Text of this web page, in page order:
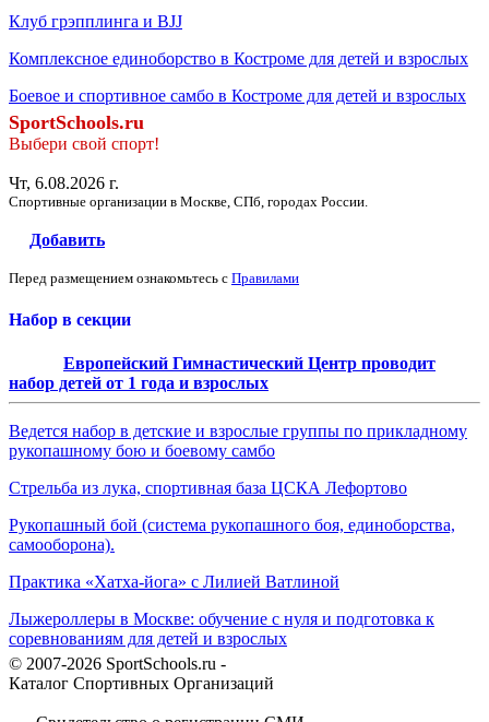
Клуб грэпплинга и BJJ
Комплексное единоборство в Костроме для детей и взрослых
Боевое и спортивное самбо в Костроме для детей и взрослых
SportSchools.ru
Выбери свой спорт!
Чт, 6.08.2026 г.
Спортивные организации в Москве, СПб, городах России.
Добавить
Перед размещением ознакомьтесь с Правилами
Набор в секции
Европейский Гимнастический Центр проводит
набор детей от 1 года и взрослых
Ведется набор в детские и взрослые группы по прикладному
рукопашному бою и боевому самбо
Стрельба из лука, спортивная база ЦСКА Лефортово
Рукопашный бой (система рукопашного боя, единоборства,
самооборона).
Практика «Хатха-йога» с Лилией Ватлиной
Лыжероллеры в Москве: обучение с нуля и подготовка к
соревнованиям для детей и взрослых
© 2007-2026 SportSchools.ru -
Каталог Спортивных Организаций